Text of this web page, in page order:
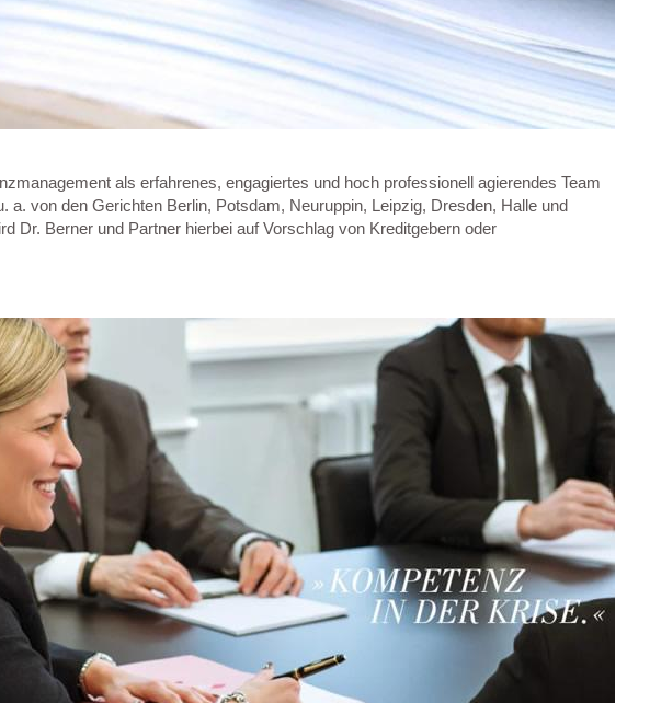
als erfahrenes, engagiertes und hoch professionell agierendes Team
von den Gerichten Berlin, Potsdam, Neuruppin, Leipzig, Dresden, Halle und
Dr. Berner und Partner hierbei auf Vorschlag von Kreditgebern oder